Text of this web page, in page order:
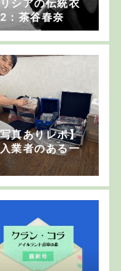
シアの伝統衣
：茶谷春奈
真ありレポ】
業者のある一